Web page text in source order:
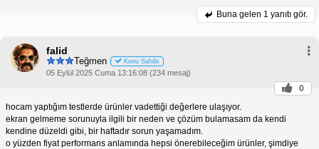
Buna gelen 1 yanıtı gör.
falid
Teğmen Konu Sahibi
05 Eylül 2025 Cuma 13:16:08 (234 mesaj)
0
hocam yaptığım testlerde ürünler vadettiği değerlere ulaşıyor.
ekran gelmeme sorunuyla ilgili bir neden ve çözüm bulamasam da kendi
kendine düzeldi gibi, bir haftadır sorun yaşamadım.
o yüzden fiyat performans anlamında hepsi önerebileceğim ürünler, şimdiye